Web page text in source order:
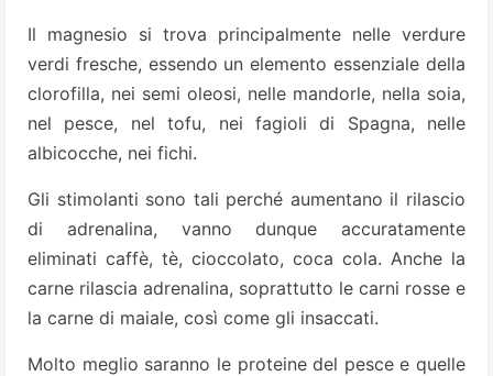
Il magnesio si trova principalmente nelle verdure
verdi fresche, essendo un elemento essenziale della
clorofilla, nei semi oleosi, nelle mandorle, nella soia,
nel pesce, nel tofu, nei fagioli di Spagna, nelle
albicocche, nei fichi.
Gli stimolanti sono tali perché aumentano il rilascio
di adrenalina, vanno dunque accuratamente
eliminati caffè, tè, cioccolato, coca cola. Anche la
carne rilascia adrenalina, soprattutto le carni rosse e
la carne di maiale, così come gli insaccati.
Molto meglio saranno le proteine del pesce e quelle